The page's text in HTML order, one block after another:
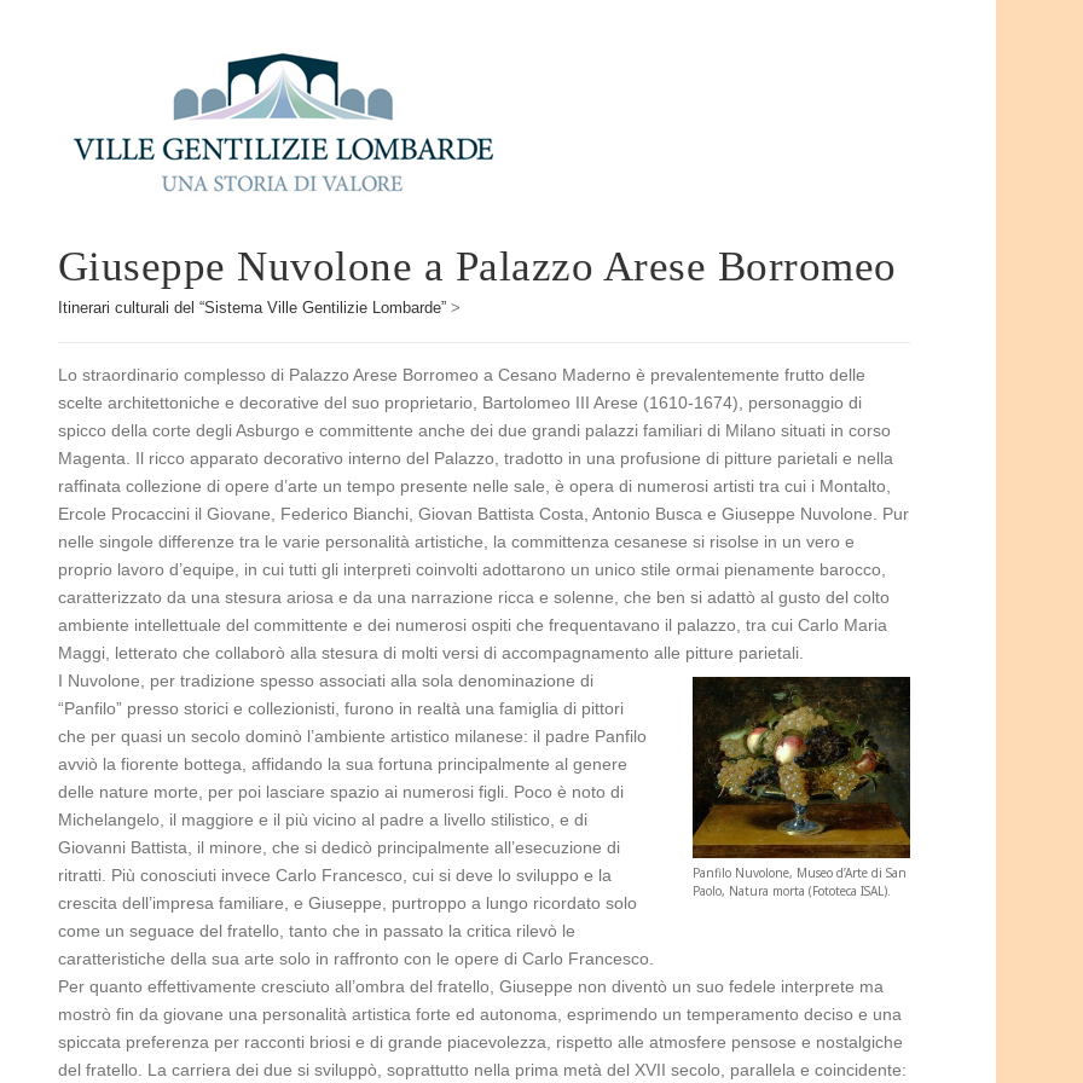
Giuseppe Nuvolone a Palazzo Arese Borromeo
Itinerari culturali del “Sistema Ville Gentilizie Lombarde”>
Lo straordinario complesso di Palazzo Arese Borromeo a Cesano Maderno è prevalentemente frutto delle
scelte architettoniche e decorative del suo proprietario, Bartolomeo III Arese (1610-1674), personaggio di
spicco della corte degli Asburgo e committente anche dei due grandi palazzi familiari di Milano situati in corso
Magenta. Il ricco apparato decorativo interno del Palazzo, tradotto in una profusione di pitture parietali e nella
raffinata collezione di opere d’arte un tempo presente nelle sale, è opera di numerosi artisti tra cui i Montalto,
Ercole Procaccini il Giovane, Federico Bianchi, Giovan Battista Costa, Antonio Busca e Giuseppe Nuvolone. Pur
nelle singole differenze tra le varie personalità artistiche, la committenza cesanese si risolse in un vero e
proprio lavoro d’equipe, in cui tutti gli interpreti coinvolti adottarono un unico stile ormai pienamente barocco,
caratterizzato da una stesura ariosa e da una narrazione ricca e solenne, che ben si adattò al gusto del colto
ambiente intellettuale del committente e dei numerosi ospiti che frequentavano il palazzo, tra cui Carlo Maria
Maggi, letterato che collaborò alla stesura di molti versi di accompagnamento alle pitture parietali.
Panfilo Nuvolone, Museo d’Arte di San
Paolo, Natura morta (Fototeca ISAL).
I Nuvolone, per tradizione spesso associati alla sola denominazione di
“Panfilo” presso storici e collezionisti, furono in realtà una famiglia di pittori
che per quasi un secolo dominò l’ambiente artistico milanese: il padre Panfilo
avviò la fiorente bottega, affidando la sua fortuna principalmente al genere
delle nature morte, per poi lasciare spazio ai numerosi figli. Poco è noto di
Michelangelo, il maggiore e il più vicino al padre a livello stilistico, e di
Giovanni Battista, il minore, che si dedicò principalmente all’esecuzione di
ritratti. Più conosciuti invece Carlo Francesco, cui si deve lo sviluppo e la
crescita dell’impresa familiare, e Giuseppe, purtroppo a lungo ricordato solo
come un seguace del fratello, tanto che in passato la critica rilevò le
caratteristiche della sua arte solo in raffronto con le opere di Carlo Francesco.
Per quanto effettivamente cresciuto all’ombra del fratello, Giuseppe non diventò un suo fedele interprete ma
mostrò fin da giovane una personalità artistica forte ed autonoma, esprimendo un temperamento deciso e una
spiccata preferenza per racconti briosi e di grande piacevolezza, rispetto alle atmosfere pensose e nostalgiche
del fratello. La carriera dei due si sviluppò, soprattutto nella prima metà del XVII secolo, parallela e coincidente: